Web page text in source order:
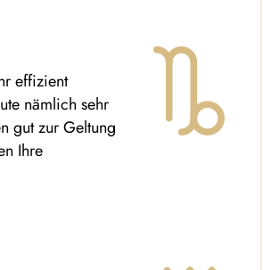
effizient
nämlich sehr
gut zur Geltung
Ihre